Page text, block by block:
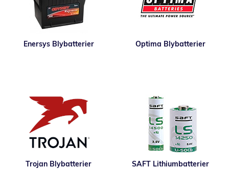
Enersys Blybatterier Optima Blybatterier
Trojan Blybatterier SAFT Lithiumbatterier